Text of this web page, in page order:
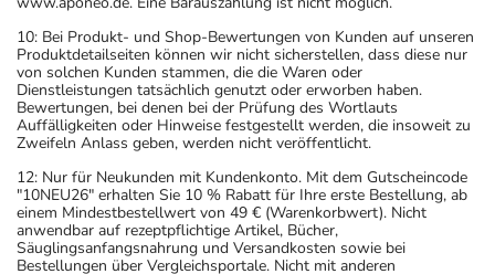
10: Bei Produkt- und Shop-Bewertungen von Kunden auf unseren
Produktdetailseiten können wir nicht sicherstellen, dass diese nur
von solchen Kunden stammen, die die Waren oder
Dienstleistungen tatsächlich genutzt oder erworben haben.
Bewertungen, bei denen bei der Prüfung des Wortlauts
Auffälligkeiten oder Hinweise festgestellt werden, die insoweit zu
Zweifeln Anlass geben, werden nicht veröffentlicht.
12: Nur für Neukunden mit Kundenkonto. Mit dem Gutscheincode
"10NEU26" erhalten Sie 10 % Rabatt für Ihre erste Bestellung, ab
einem Mindestbestellwert von 49 € (Warenkorbwert). Nicht
anwendbar auf rezeptpflichtige Artikel, Bücher,
Säuglingsanfangsnahrung und Versandkosten sowie bei
Bestellungen über Vergleichsportale. Nicht mit anderen